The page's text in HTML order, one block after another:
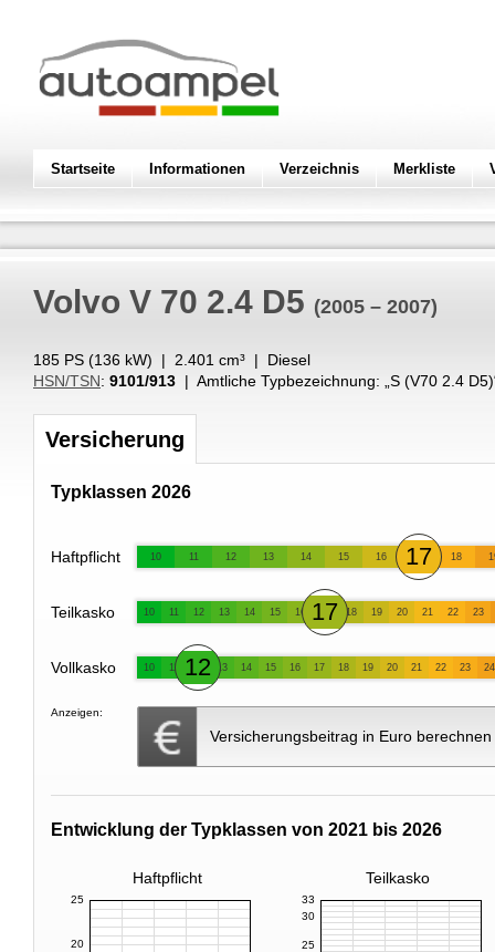
Startseite Informationen Verzeichnis Merkliste
Volvo V 70 2.4 D5 (2005 – 2007)
185 PS (136 kW) | 2.401 cm³ | Diesel
HSN/TSN: 9101/913 | Amtliche Typbezeichnung: „ S (V70 2.4 D5)
Versicherung
Typklassen 2026
Haftpflicht 10 11 12 13 14 15 16 17 18
Teilkasko 10 11 12 13 14 15 16 17 18 19 20 21 22 23
Vollkasko 10 11 12 13 14 15 16 17 18 19 20 21 22 23 24
Anzeigen:
Versicherungsbeitrag in Euro berechnen
Entwicklung der Typklassen von 2021 bis 2026
Haftpflicht Teilkasko
20
25
25
30
33